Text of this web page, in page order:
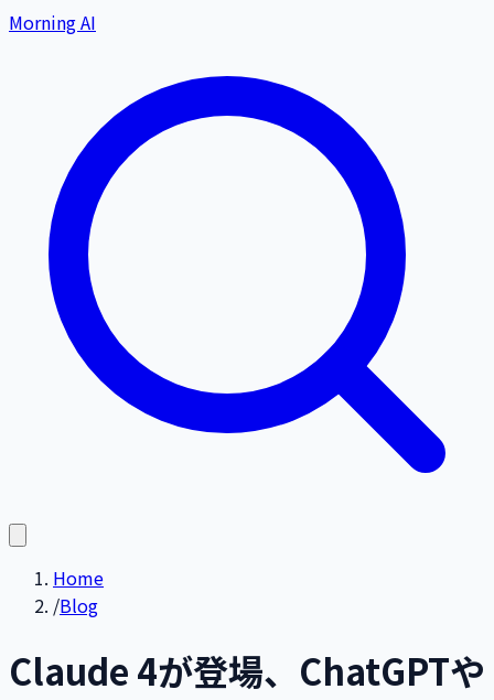
Morning AI
Home
/Blog
Claude 4が登場、ChatGPTや